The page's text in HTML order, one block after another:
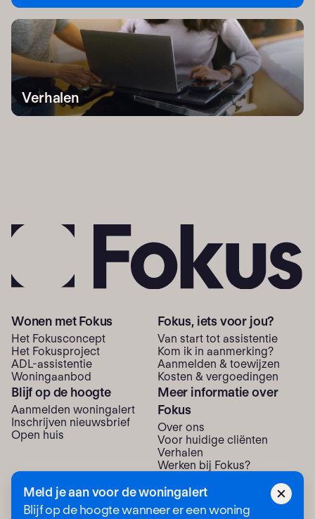
Verhalen
Wonen met Fokus
Het Fokusconcept
Het Fokusproject
ADL-assistentie
Woning­aanbod
Fokus, iets voor jou?
Van start tot assistentie
Kom ik in aanmerking?
Aanmelden & toewijzen
Kosten & vergoedingen
Blijf op de hoogte
Aanmelden woningalert
Inschrijven nieuwsbrief
Open huis
Meer informatie over
Fokus
Over ons
Voor huidige cliënten
Verhalen
Werken bij Fokus?
Neem contact met ons op
Meld je aan voor de woningalert
Blijf op de hoogte wanneer er een woning